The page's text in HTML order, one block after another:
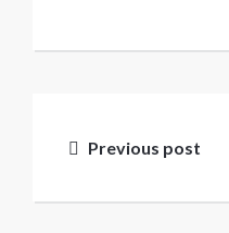
navigation
Previous post